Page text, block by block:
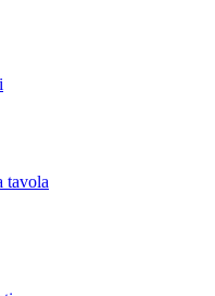
tavola